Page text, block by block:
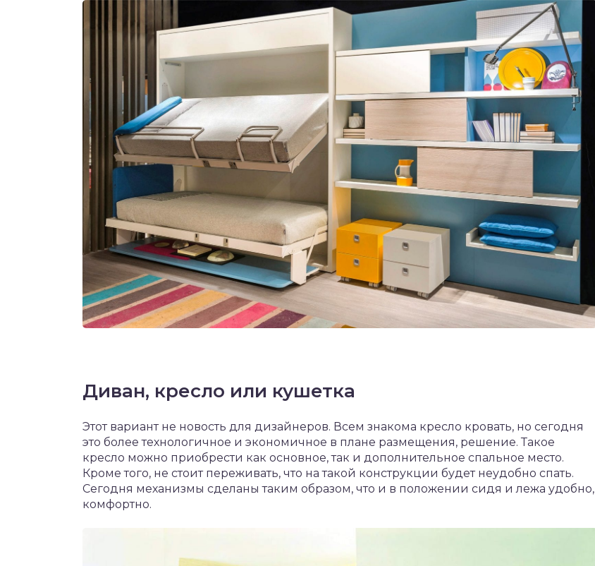
Диван, кресло или кушетка
Этот вариант не новость для дизайнеров. Всем знакома кресло кровать, но сегодня
это более технологичное и экономичное в плане размещения, решение. Такое
кресло можно приобрести как основное, так и дополнительное спальное место.
Кроме того, не стоит переживать, что на такой конструкции будет неудобно спать.
Сегодня механизмы сделаны таким образом, что и в положении сидя и лежа удобно,
комфортно.